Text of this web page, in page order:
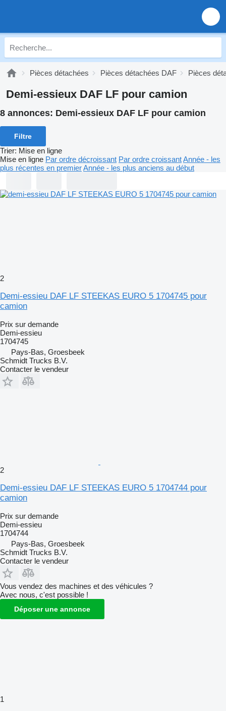
Pièces détachées Pièces détachées DAF Pièces
Demi-essieux DAF LF pour camion
8 annonces: Demi-essieux DAF LF pour camion
Filtre
Trier: Mise en ligne
Mise en ligne Par ordre décroissant Par ordre croissantAnnée - les
plus récentes en premierAnnée - les plus anciens au début
2
Demi-essieu DAF LF STEEKAS EURO 5 1704745 pour
camion
Prix sur demande
Demi-essieu
1704745
Pays-Bas, Groesbeek
Schmidt Trucks B.V.
Contacter le vendeur
2
Demi-essieu DAF LF STEEKAS EURO 5 1704744 pour
camion
Prix sur demande
Demi-essieu
1704744
Pays-Bas, Groesbeek
Schmidt Trucks B.V.
Contacter le vendeur
Vous vendez des machines et des véhicules ?
Avec nous, c'est possible !
Déposer une annonce
1